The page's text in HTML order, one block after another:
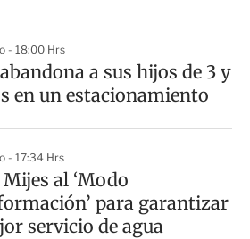
- 18:00 Hrs
a sus hijos de 3 y
en un estacionamiento
- 17:34 Hrs
al ‘Modo
para garantizar
servicio de agua